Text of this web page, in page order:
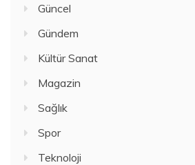
Güncel
Gündem
Kültür Sanat
Magazin
Sağlık
Spor
Teknoloji